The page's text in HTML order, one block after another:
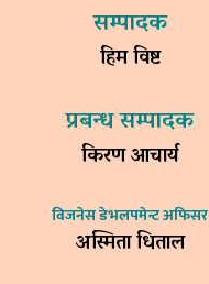
सम्पादक
हिम विष्ट
प्रबन्ध सम्पादक
किरण आचार्य
विजनेस डेभलपमेन्ट अफिसर
अस्मिता धिताल